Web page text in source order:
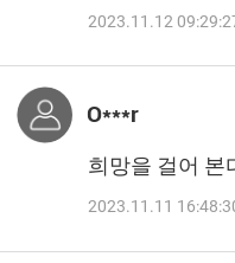
2023.11.12
O***r
희망을 걸어 본
2023.11.11